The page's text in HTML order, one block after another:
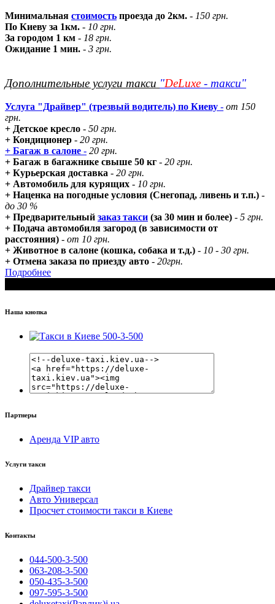
Минимальная стоимость проезда до 2км. - 150 грн.
По Киеву за 1км. - 10 грн.
За городом 1 км - 18 грн.
Ожидание 1 мин. - 3 грн.
Дополнительные услуги такси "DeLuxe - такси"
Услуга "Драйвер" (трезвый водитель) по Киеву - от 150
грн.
+ Детское кресло - 50 грн.
+ Кондиционер - 20 грн.
+ Багаж в салоне - 20 грн.
+ Багаж в багажнике свыше 50 кг - 20 грн.
+ Курьерская доставка - 20 грн.
+ Автомобиль для курящих - 10 грн.
+ Наценка на погодные условия (Снегопад, ливень и т.п.) -
до 30 %
+ Предварительный заказ такси (за 30 мин и более) - 5 грн.
+ Подача автомобиля загород (в зависимости от
расстояния) - от 10 грн.
+ Животное в салоне (кошка, собака и т.д.) - 10 - 30 грн.
+ Отмена заказа по приезду авто - 20грн.
Подробнее
Наша кнопка
Партнеры
Аренда VIP авто
Услуги такси
Драйвер такси
Авто Универсал
Просчет стоимости такси в Киеве
Контакты
044-500-3-500
063-208-3-500
050-435-3-500
097-595-3-500